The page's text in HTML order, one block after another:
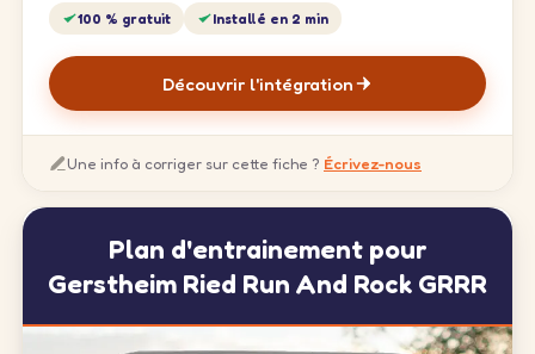
100 % gratuit Installé en 2 min
Découvrir l'intégration
Une info à corriger sur cette fiche ? Écrivez-nous
Plan d'entrainement pour
Gerstheim Ried Run And Rock GRRR